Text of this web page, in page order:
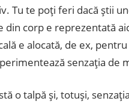
Tu te poţi feri dacă ştii
corp e reprezentată
e alocată, de ex,
senzaţia de
o talpă şi, totuşi,